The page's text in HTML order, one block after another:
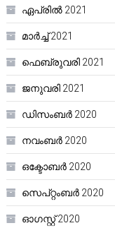
ഏപ്രിൽ 2021
മാർച്ച്‌ 2021
ഫെബ്രുവരി 2021
ജനുവരി 2021
ഡിസംബർ 2020
നവംബർ 2020
ഒക്ടോബർ 2020
സെപ്റ്റംബർ 2020
ഓഗസ്റ്റ്‌ 2020